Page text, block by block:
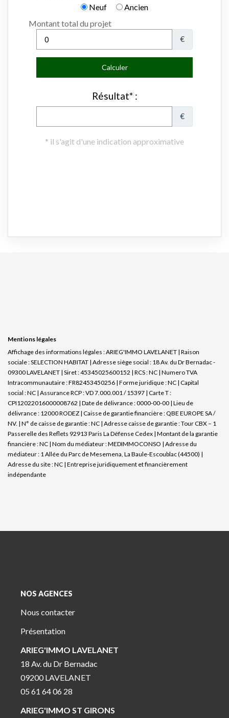
Mentions légales
Affichage des informations légales : ARIEG'IMMO LAVELANET | Raison
sociale : SELECTION HABITAT | Adresse siège social : 18 Av. du Dr Bernadac -
09300 LAVELANET | Siret : 45345025600152 | RCS : NC | Numero TVA
Intracommunautaire : FR82453450256 | Forme juridique : NC | Capital
social : NC | Assurance RCP : VD 7.000.001 / 15397 | Carte T :
CPI12022016000008762 | Date de délivrance : 0000-00-00 | Lieu de
délivrance : 12000 RODEZ | Caisse de garantie financière : QBE EUROPE SA /
NV. | N° de caisse de garantie : NC | Adresse caisse de garantie : Tour CBX – 1
Passerelle des Reflets 92913 Paris La Défense Cedex | Montant de la garantie
financière : NC | Nom du médiateur : MEDIMMOCONSO | Adresse du
médiateur : 1 Allée du Parc de Mesemena, La Baule-Escoublac (44500) |
Adresse du site : NC | Entreprise juridiquement et financièrement
indépendante
NOS AGENCES
Nous contacter
Présentation
ARIEG'IMMO LAVELANET
18 Av. du Dr Bernadac
09200 LAVELANET
05 61 64 06 28
ARIEG'IMMO ST GIRONS